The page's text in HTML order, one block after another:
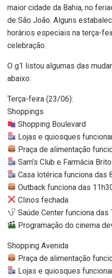
maior cidade da Bahia, no
de São João. Alguns
horários especiais na terça-
celebração.
O g1 listou algumas das
abaixo:
Terça-feira (23/06):
Shoppings
Shopping Boulevard
Lojas e quiosques
Praça de alimentação
Sam’s Club e Farmácia
Casa lotérica funciona das
Outback funciona das
Clinos fechada
Saúde Center funciona das
Programação do cinema
Shopping Avenida
Praça de alimentação
Lojas e quiosques